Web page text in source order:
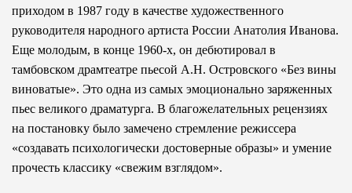
приходом в 1987 году в качестве художественного
руководителя народного артиста России Анатолия Иванова.
Еще молодым, в конце 1960-х, он дебютировал в
тамбовском драмтеатре пьесой А.Н. Островского «Без вины
виноватые». Это одна из самых эмоционально заряженных
пьес великого драматурга. В благожелательных рецензиях
на постановку было замечено стремление режиссера
«создавать психологически достоверные образы» и умение
прочесть классику «свежим взглядом».